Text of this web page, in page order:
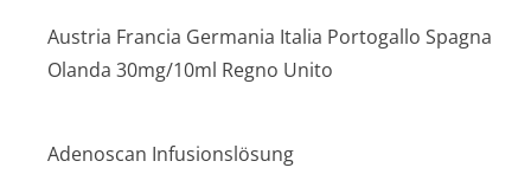
Austria Francia Germania Italia Portogallo Spagna
Olanda 30mg/10ml Regno Unito
Adenoscan Infusionslösung